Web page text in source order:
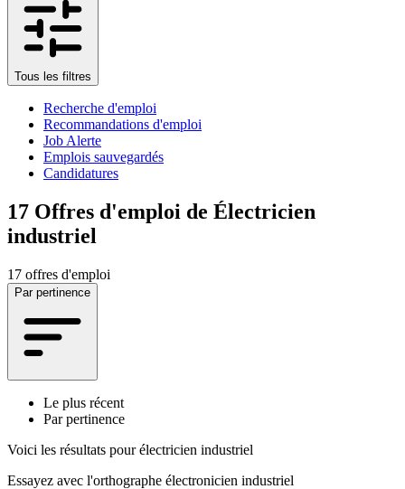
Tous les filtres
Recherche d'emploi
Recommandations d'emploi
Job Alerte
Emplois sauvegardés
Candidatures
17 Offres d'emploi de Électricien
industriel
17 offres d'emploi
Par pertinence
Le plus récent
Par pertinence
Voici les résultats pour électricien industriel
Essayez avec l'orthographe électronicien industriel